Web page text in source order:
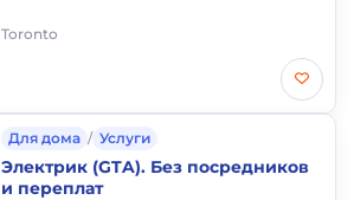
Toronto
Для дома / Услуги
Электрик (GTA). Без посредников
и переплат